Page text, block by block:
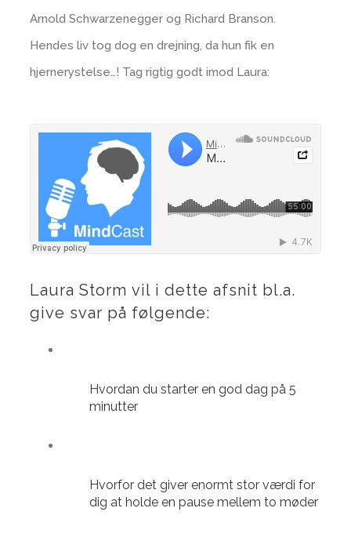
Arnold Schwarzenegger og Richard Branson.
Hendes liv tog dog en drejning, da hun fik en
hjernerystelse…! Tag rigtig godt imod Laura:
Laura Storm vil i dette afsnit bl.a.
give svar på følgende:
Hvordan du starter en god dag på 5
minutter
Hvorfor det giver enormt stor værdi for
dig at holde en pause mellem to møder